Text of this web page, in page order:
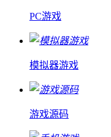
PC游戏
模拟器游戏
游戏源码